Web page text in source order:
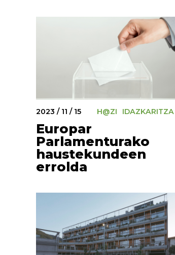
2023 / 11 / 15 H@ZI IDAZKARITZA
Europar
Parlamenturako
haustekundeen
errolda